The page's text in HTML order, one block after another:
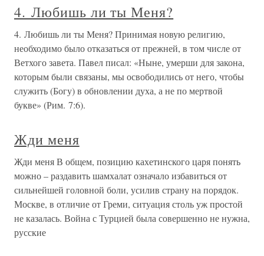
4. Любишь ли ты Меня?
4. Любишь ли ты Меня? Принимая новую религию,
необходимо было отказаться от прежней, в том числе от
Ветхого завета. Павел писал: «Ныне, умерши для закона,
которым были связаны, мы освободились от него, чтобы
служить (Богу) в обновлении духа, а не по мертвой
букве» (Рим. 7:6).
Жди меня
Жди меня В общем, позицию кахетинского царя понять
можно – раздавить шамхалат означало избавиться от
сильнейшей головной боли, усилив страну на порядок.
Москве, в отличие от Греми, ситуация столь уж простой
не казалась. Война с Турцией была совершенно не нужна,
русские